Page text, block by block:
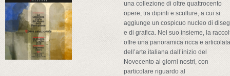
una collezione di oltre quattrocento
opere, tra dipinti e sculture, a cui si
aggiunge un cospicuo nucleo di
e di grafica. Nel suo insieme, la
offre una panoramica ricca e
dell’arte italiana dall’inizio del
Novecento ai giorni nostri, con
particolare riguardo al